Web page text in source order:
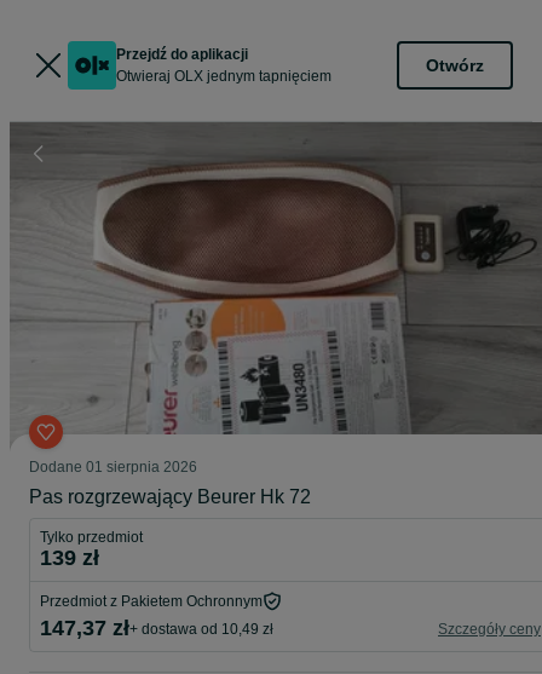
Przejdź do aplikacji
Otwieraj OLX jednym tapnięciem
Otwórz
Dodane 01 sierpnia 2026
Pas rozgrzewający Beurer Hk 72
Tylko przedmiot
139 zł
Przedmiot z Pakietem Ochronnym
147,37 zł+ dostawa od 10,49 zł Szczegóły ceny